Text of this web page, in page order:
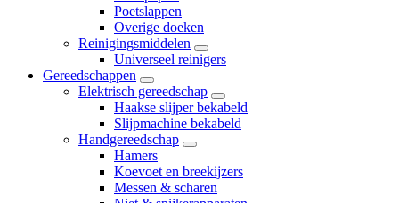
Poetslappen
Overige doeken
Reinigingsmiddelen
Universeel reinigers
Gereedschappen
Elektrisch gereedschap
Haakse slijper bekabeld
Slijpmachine bekabeld
Handgereedschap
Hamers
Koevoet en breekijzers
Messen & scharen